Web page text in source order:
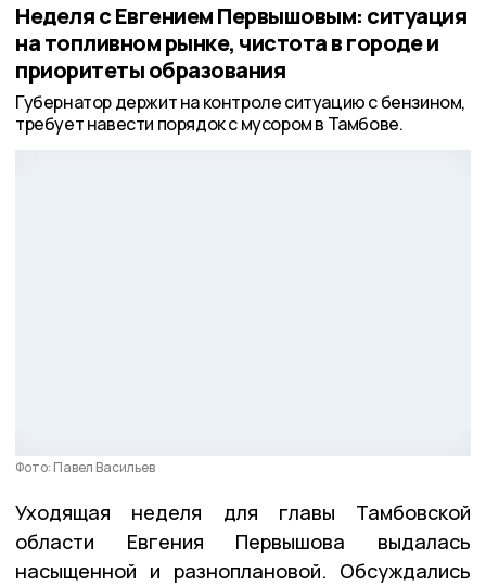
Неделя с Евгением Первышовым: ситуация
на топливном рынке, чистота в городе и
приоритеты образования
Губернатор держит на контроле ситуацию с бензином,
требует навести порядок с мусором в Тамбове.
Фото: Павел Васильев
Уходящая неделя для главы Тамбовской
области Евгения Первышова выдалась
насыщенной и разноплановой. Обсуждались